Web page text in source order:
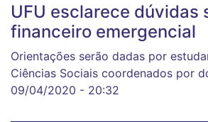
UFU esclarece dúvidas
financeiro emergencial
Orientações serão dadas por
Ciências Sociais coordenados por
09/04/2020 - 20:32